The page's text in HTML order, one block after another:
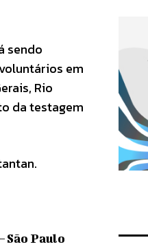
sendo
em
Rio
da testagem
São Paulo